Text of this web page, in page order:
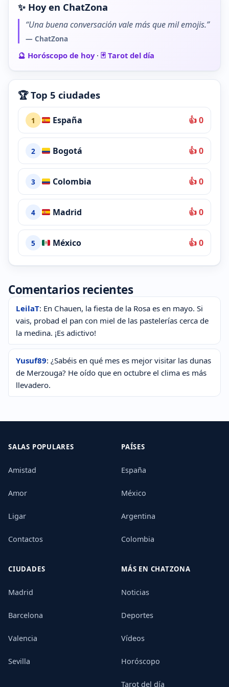
✨ Hoy en ChatZona
“Una buena conversación vale más que mil emojis.”
— ChatZona
🔮 Horóscopo de hoy· 🃏 Tarot del día
🏆 Top 5 ciudades
1 España 👍 0
2 Bogotá 👍 0
3 Colombia 👍 0
4 Madrid 👍 0
5 México 👍 0
Comentarios recientes
LeilaT: En Chauen, la fiesta de la Rosa es en mayo. Si
vais, probad el pan con miel de las pastelerías cerca de
la medina. ¡Es adictivo!
Yusuf89: ¿Sabéis en qué mes es mejor visitar las dunas
de Merzouga? He oído que en octubre el clima es más
llevadero.
SALAS POPULARES
Amistad
Amor
Ligar
Contactos
PAÍSES
España
México
Argentina
Colombia
CIUDADES
Madrid
Barcelona
Valencia
Sevilla
MÁS EN CHATZONA
Noticias
Deportes
Vídeos
Horóscopo
Tarot del día